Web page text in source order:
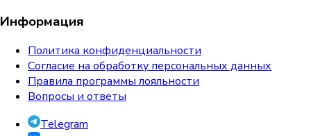
Информация
Политика конфиденциальности
Согласие на обработку персональных данных
Правила программы лояльности
Вопросы и ответы
Telegram